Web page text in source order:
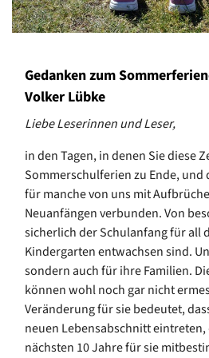
Gedanken zum
Volker Lübke
Liebe Leserinnen und Leser,
in den Tagen, in denen Sie diese
Sommerschulferien zu Ende, und
für manche von uns mit
Neuanfängen verbunden. Von
sicherlich der Schulanfang für all
Kindergarten entwachsen sind.
sondern auch für ihre Familien.
können wohl noch gar nicht
Veränderung für sie bedeutet,
neuen Lebensabschnitt
nächsten 10 Jahre für sie